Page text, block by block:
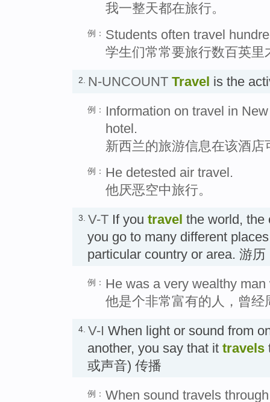
我一整天都在旅行。
例： Students often travel
学生们常常要旅行数百英里
2. N-UNCOUNT Travel is the
例：
Information on travel in
hotel.
新西兰的旅游信息在该酒店
例： He detested air travel.
他厌恶空中旅行。
3. V-T If you travel the world, the
you go to many different
particular country or area. 游历
例： He was a very wealthy
他是个非常富有的人，曾经
4. V-I When light or sound from
another, you say that it travels
或声音) 传播
例： When sound travels